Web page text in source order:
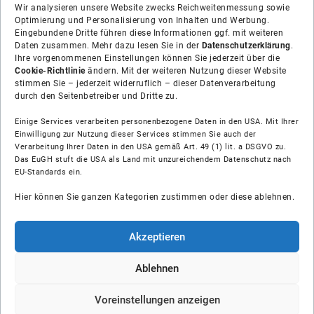
Wir analysieren unsere Website zwecks Reichweitenmessung sowie
Optimierung und Personalisierung von Inhalten und Werbung.
Eingebundene Dritte führen diese Informationen ggf. mit weiteren
Daten zusammen. Mehr dazu lesen Sie in der Datenschutzerklärung.
Ihre vorgenommenen Einstellungen können Sie jederzeit über die
Cookie-Richtlinieändern. Mit der weiteren Nutzung dieser Website
stimmen Sie – jederzeit widerruflich – dieser Datenverarbeitung
durch den Seitenbetreiber und Dritte zu.
Einige Services verarbeiten personenbezogene Daten in den USA. Mit Ihrer
Einwilligung zur Nutzung dieser Services stimmen Sie auch der
Verarbeitung Ihrer Daten in den USA gemäß Art. 49 (1) lit. a DSGVO zu.
Das EuGH stuft die USA als Land mit unzureichendem Datenschutz nach
EU-Standards ein.
Hier können Sie ganzen Kategorien zustimmen oder diese ablehnen.
Akzeptieren
Ablehnen
Voreinstellungen anzeigen
Über uns
© Shop-Installateur IK GmbH